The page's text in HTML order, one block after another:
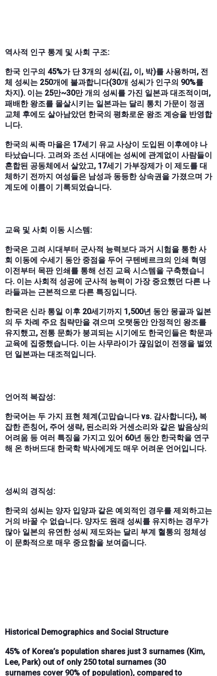
역사적 인구 통계 및 사회 구조:
한국 인구의 45%가 단 3개의 성씨(김, 이, 박)를 사용하며, 전
체 성씨는 250개에 불과합니다(30개 성씨가 인구의 90%를
차지). 이는 25만~30만 개의 성씨를 가진 일본과 대조적이며,
패배한 왕조를 몰살시키는 일본과는 달리 통치 가문이 정권
교체 후에도 살아남았던 한국의 평화로운 왕조 계승을 반영합
니다.
한국의 씨족 마을은 17세기 유교 사상이 도입된 이후에야 나
타났습니다. 고려와 조선 시대에는 성씨에 관계없이 사람들이
혼합된 공동체에서 살았고, 17세기 가부장제가 이 제도를 대
체하기 전까지 여성들은 남성과 동등한 상속권을 가졌으며 가
계도에 이름이 기록되었습니다.
교육 및 사회 이동 시스템:
한국은 고려 시대부터 군사적 능력보다 과거 시험을 통한 사
회 이동에 수세기 동안 중점을 두어 구텐베르크의 인쇄 혁명
이전부터 목판 인쇄를 통해 선진 교육 시스템을 구축했습니
다. 이는 사회적 성공에 군사적 능력이 가장 중요했던 다른 나
라들과는 근본적으로 다른 특징입니다.
한국은 신라 통일 이후 20세기까지 1,500년 동안 몽골과 일본
의 두 차례 주요 침략만을 겪으며 오랫동안 안정적인 왕조를
유지했고, 전통 문화가 붕괴되는 시기에도 한국인들은 학문과
교육에 집중했습니다. 이는 사무라이가 끊임없이 전쟁을 벌였
던 일본과는 대조적입니다.
언어적 복잡성:
한국어는 두 가지 표현 체계(고맙습니다 vs. 감사합니다), 복
잡한 존칭어, 주어 생략, 된소리와 거센소리와 같은 발음상의
어려움 등 여러 특징을 가지고 있어 60년 동안 한국학을 연구
해 온 하버드대 한국학 박사에게도 매우 어려운 언어입니다.
성씨의 경직성:
한국의 성씨는 양자 입양과 같은 예외적인 경우를 제외하고는
거의 바꿀 수 없습니다. 양자도 원래 성씨를 유지하는 경우가
많아 일본의 유연한 성씨 제도와는 달리 부계 혈통의 정체성
이 문화적으로 매우 중요함을 보여줍니다.
Historical Demographics and Social Structure
45% of Korea’s population shares just3 surnames (Kim,
Lee, Park) out of only 250 total surnames (30
surnames cover 90% of population), compared to